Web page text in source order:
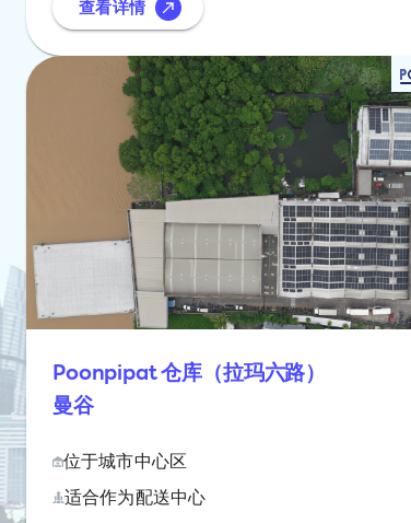
查看详情
Poonpipat 仓库（拉玛六路）
曼谷
位于城市中心区
适合作为配送中心